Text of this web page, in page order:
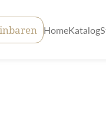
HomeKatalog